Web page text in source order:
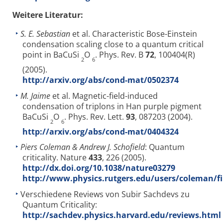
Weitere Literatur:
S. E. Sebastian et al. Characteristic Bose-Einstein
condensation scaling close to a quantum critical
point in BaCuSi 2O 6. Phys. Rev. B72, 100404(R)
(2005).
http://arxiv.org/abs/cond-mat/0502374
M. Jaime et al. Magnetic-field-induced
condensation of triplons in Han purple pigment
BaCuSi 2O 6. Phys. Rev. Lett. 93, 087203 (2004).
http://arxiv.org/abs/cond-mat/0404324
Piers Coleman & Andrew J. Schofield: Quantum
criticality. Nature433, 226 (2005).
http://dx.doi.org/10.1038/nature03279
http://www.physics.rutgers.edu/users/coleman/
Verschiedene Reviews von Subir Sachdevs zu
Quantum Criticality:
http://sachdev.physics.harvard.edu/reviews.html